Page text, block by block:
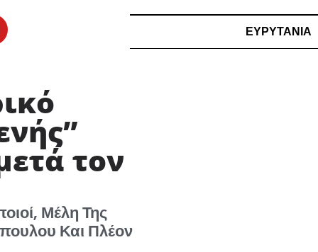
ΕΥΡΥΤΑΝΙΑ
τον
Μέλη Της
Και Πλέον